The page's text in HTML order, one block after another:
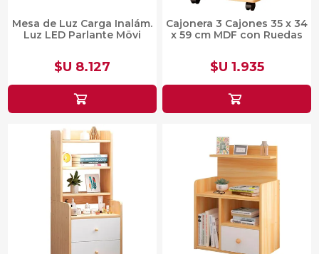
Mesa de Luz Carga Inalám.
Luz LED Parlante Mövi
$U 8.127
Cajonera 3 Cajones 35 x 34
x 59 cm MDF con Ruedas
$U 1.935